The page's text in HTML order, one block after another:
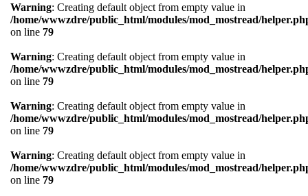
Warning: Creating default object from empty value in
/home/wwwzdre/public_html/modules/mod_mostread/
on line 79
Warning: Creating default object from empty value in
/home/wwwzdre/public_html/modules/mod_mostread/
on line 79
Warning: Creating default object from empty value in
/home/wwwzdre/public_html/modules/mod_mostread/
on line 79
Warning: Creating default object from empty value in
/home/wwwzdre/public_html/modules/mod_mostread/
on line 79